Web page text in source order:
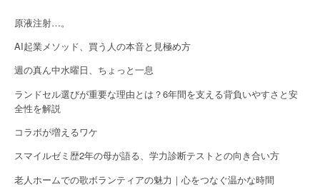
i
g
a
t
i
o
n
原液注射…。
AI起業メソッド、買う人の本音と見極め方
週の真ん中水曜日、ちょっと一息
ランドセル選びが重要な理由とは？6年間を支える背負いやすさと安
全性を解説
コラボが増えるワケ
スマイルゼミ歴2年の母が語る、学力診断テストとの向き合い方
老人ホームでの歌ボランティアの魅力｜心をつなぐ温かな時間